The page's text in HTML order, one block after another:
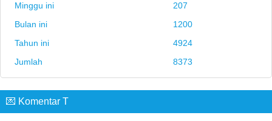
Minggu ini
207
Bulan ini
1200
Tahun ini
4924
Jumlah
8373
💌 Komentar T